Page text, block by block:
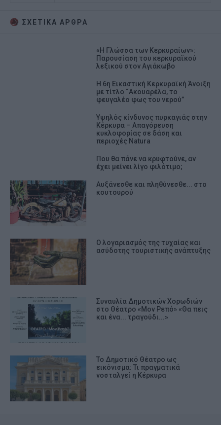
ΣΧΕΤΙΚA AΡΘΡΑ
«Η Γλώσσα των Κερκυραίων»:
Παρουσίαση του κερκυραϊκού
λεξικού στον Αγιάκωβο
Η 6η Εικαστική Κερκυραϊκή Άνοιξη
με τίτλο “Ακουαρέλα, το
φευγαλέο φως του νερού”
Υψηλός κίνδυνος πυρκαγιάς στην
Κέρκυρα – Απαγόρευση
κυκλοφορίας σε δάση και
περιοχές Natura
Που θα πάνε να κρυφτούνε, αν
έχει μείνει λίγο φιλότιμο;
Αυξάνεσθε και πληθύνεσθε... στο
κουτουρού
Ο λογαριασμός της τυχαίας και
ασύδοτης τουριστικής ανάπτυξης
Συναυλία Δημοτικών Χορωδιών
στο Θέατρο «Μον Ρεπό» «Θα πεις
και ένα... τραγούδι...»
Το Δημοτικό Θέατρο ως
εικόνισμα: Τι πραγματικά
νοσταλγεί η Κέρκυρα